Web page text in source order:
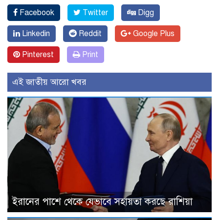
Facebook Twitter Digg
Linkedin Reddit Google Plus
Pinterest Print
এই জাতীয় আরো খবর
ইরানের পাশে থেকে যেভাবে সহায়তা করছে রাশিয়া